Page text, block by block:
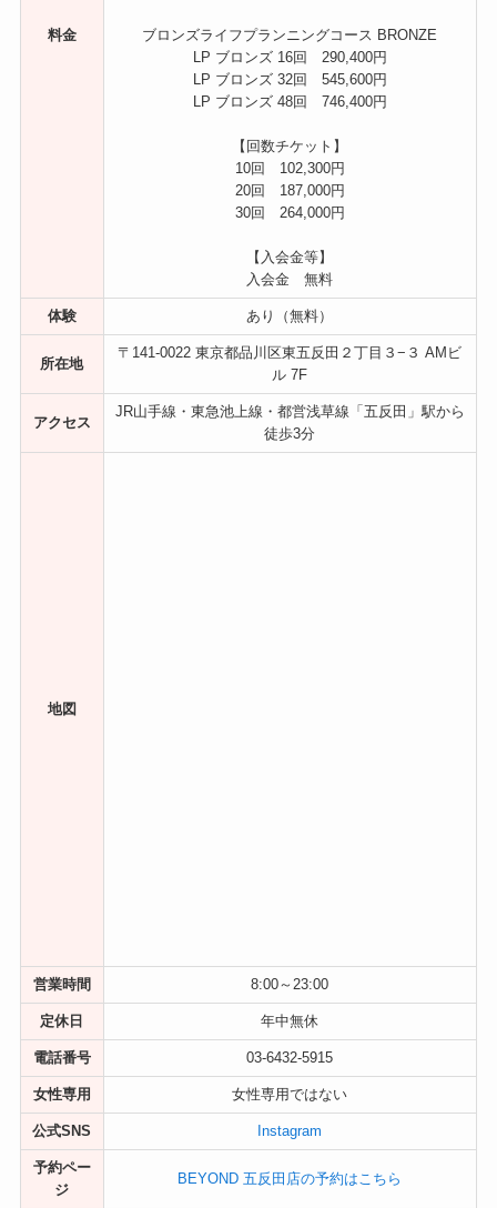
料金
ブロンズライフプランニングコース BRONZE
LP ブロンズ 16回 290,400円
LP ブロンズ 32回 545,600円
LP ブロンズ 48回 746,400円
【回数チケット】
10回 102,300円
20回 187,000円
30回 264,000円
【入会金等】
入会金 無料
体験 あり（無料）
所在地
〒141-0022 東京都品川区東五反田２丁目３−３ AMビ
ル 7F
アクセス
JR山手線・東急池上線・都営浅草線「五反田」駅から
徒歩3分
地図
営業時間 8:00～23:00
定休日 年中無休
電話番号 03-6432-5915
女性専用 女性専用ではない
公式SNS Instagram
予約ペー
ジ
BEYOND 五反田店の予約はこちら